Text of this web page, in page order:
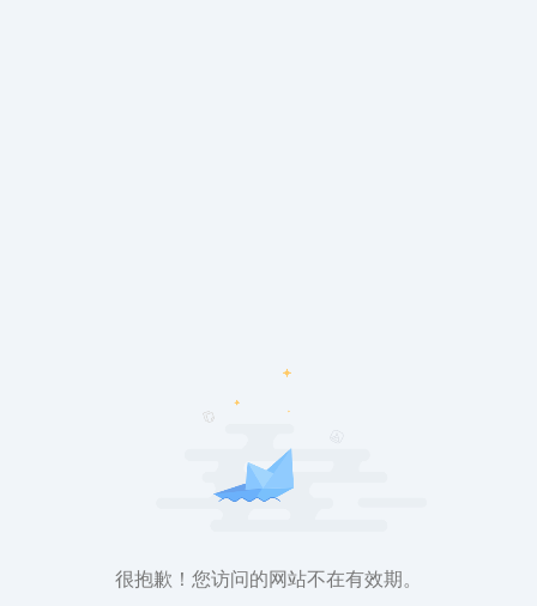
很抱歉！您访问的网站不在有效期。